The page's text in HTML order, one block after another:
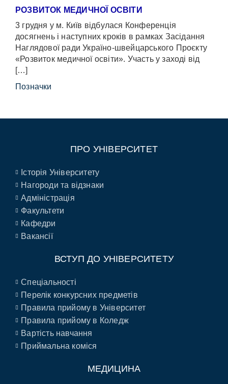
РОЗВИТОК МЕДИЧНОЇ ОСВІТИ
3 грудня у м. Київ відбулася Конференція
досягнень і наступних кроків в рамках Засідання
Наглядової ради Україно-швейцарського Проєкту
«Розвиток медичної освіти». Участь у заході від
[…]
Позначки
ПРО УНІВЕРСИТЕТ
Історія Університету
Нагороди та відзнаки
Адміністрація
Факультети
Кафедри
Вакансії
ВСТУП ДО УНІВЕРСИТЕТУ
Спеціальності
Перелік конкурсних предметів
Правила прийому в Університет
Правила прийому в Коледж
Вартість навчання
Приймальна коміся
МЕДИЦИНА